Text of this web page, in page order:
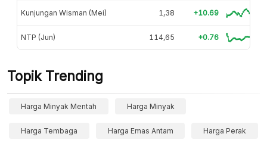
Kunjungan Wisman (Mei) 1,38 +10.69
NTP (Jun) 114,65 +0.76
Topik Trending
Harga Minyak Mentah Harga Minyak
Harga Tembaga Harga Emas Antam Harga Perak